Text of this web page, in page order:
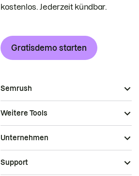
kostenlos. Jederzeit kündbar.
Gratisdemo starten
Semrush
Weitere Tools
Unternehmen
Support